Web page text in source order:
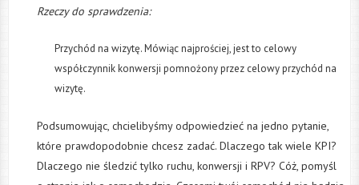
Rzeczy do sprawdzenia:
Przychód na wizytę. Mówiąc najprościej, jest to celowy
współczynnik konwersji pomnożony przez celowy przychód na
wizytę.
Podsumowując, chcielibyśmy odpowiedzieć na jedno pytanie,
które prawdopodobnie chcesz zadać. Dlaczego tak wiele KPI?
Dlaczego nie śledzić tylko ruchu, konwersji i RPV? Cóż, pomyśl